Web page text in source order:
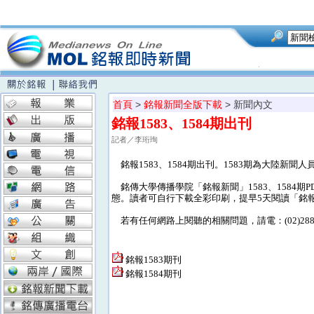
首頁 > 銘報新聞全版下載 > 新聞內文
銘報1583、1584期出刊
記者／李珩珣
銘報1583、1584期出刊。1583期為大陸新聞人
銘傳大學傳播學院「銘報新聞」1583、1584期
態。讀者可自行下載全彩印刷，提早5天閱讀「銘
若有任何網路上閱聽的相關問題，請電：
銘報1583期刊
銘報1584期刊